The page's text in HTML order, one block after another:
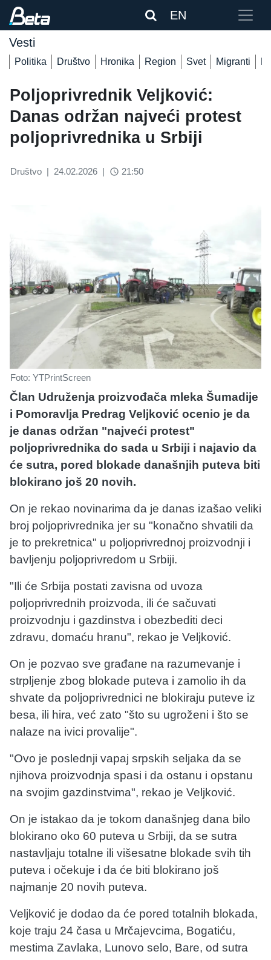
EN
Vesti
Politika Društvo Hronika Region Svet Migranti
Poljoprivrednik Veljković:
Danas održan najveći protest
poljoprivrednika u Srbiji
Društvo | 24.02.2026 | access_time 21:50
Foto: YTPrintScreen
Član Udruženja proizvođača mleka Šumadije
i Pomoravlja Predrag Veljković ocenio je da
je danas održan "najveći protest"
poljoprivrednika do sada u Srbiji i najavio da
će sutra, pored blokade današnjih puteva biti
blokirano još 20 novih.
On je rekao novinarima da je danas izašao veliki
broj poljoprivrednika jer su "konačno shvatili da
je to prekretnica" u poljoprivrednoj proizvodnji i
bavljenju poljoprivredom u Srbiji.
"Ili će Srbija postati zavisna od uvoza
poljoprivrednih proizvoda, ili će sačuvati
proizvodnju i gazdinstva i obezbediti deci
zdravu, domaću hranu", rekao je Veljković.
On je pozvao sve građane na razumevanje i
strpljenje zbog blokade puteva i zamolio ih da
shvate da poljoprivrednici ne blokiraju puteve iz
besa, ili hira, već zato "što su ugroženi i što se
nalaze na ivici provalije".
"Ovo je poslednji vapaj srpskih seljaka da se
njihova proizvodnja spasi i da ostanu i opstanu
na svojim gazdinstvima", rekao je Veljković.
On je istakao da je tokom današnjeg dana bilo
blokirano oko 60 puteva u Srbiji, da se sutra
nastavljaju totalne ili višesatne blokade svih tih
puteva i očekuje i da će biti blokirano još
najmanje 20 novih puteva.
Veljković je dodao da će pored totalnih blokada,
koje traju 24 časa u Mrčajevcima, Bogatiću,
mestima Zavlaka, Lunovo selo, Bare, od sutra